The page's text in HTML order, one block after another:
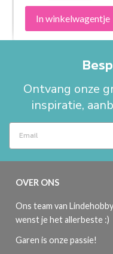
In winkelwagentje
Ontvang onze
inspiratie,
OVER ONS
Ons team van Lindehobby
wenst je het allerbeste :)
Garen is onze passie!